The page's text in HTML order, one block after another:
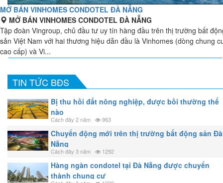
MỞ BÁN VINHOMES CONDOTEL ĐÀ NẴNG
MỞ BÁN VINHOMES CONDOTEL ĐÀ NẴNG
Tập đoàn Vingroup, chủ đầu tư uy tín hàng đầu trên thị trường bất
sản Việt Nam với hai thương hiệu dẫn đầu là Vinhomes (dòng chung
cao cấp) và Vi...
TIN TỨC BĐS
Bị thu hồi đất nông nghiệp, được bồi thường thế
nào
Cách đây 2 năm 963
Chuyển động mới trên thị trường bất động sản Đà
Nẵng
Cách đây 3 năm 1292
Hàng ngàn condotel tại Đà Nẵng được chuyển
thành chung cư